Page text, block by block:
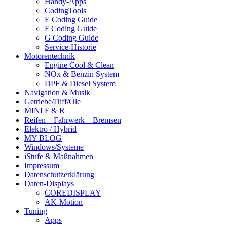
CodingTools
E Coding Guide
F Coding Guide
G Coding Guide
Service-Historie
Motorentechnik
Engine Cool & Clean
NOx & Benzin System
DPF & Diesel System
Navigation & Musik
Getriebe/Diff/Öle
MINI F & R
Reifen – Fahrwerk – Bremsen
Elektro / Hybrid
MY BLOG
Windows/Systeme
iStufe & Maßnahmen
Impressum
Datenschutzerklärung
Daten-Displays
COREDISPLAY
AK-Motion
Tuning
Apps